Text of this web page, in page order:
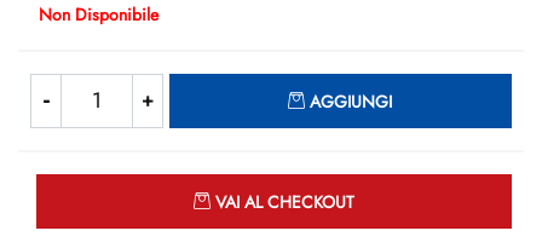
Non Disponibile
AGGIUNGI
VAI AL CHECKOUT